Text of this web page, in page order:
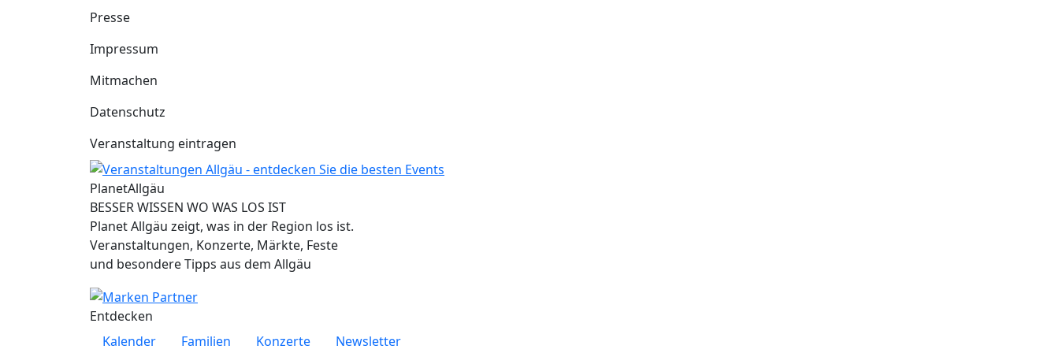
Presse
Impressum
Mitmachen
Datenschutz
Veranstaltung eintragen
PlanetAllgäu
BESSER WISSEN WO WAS LOS IST
Planet Allgäu zeigt, was in der Region los ist.
Veranstaltungen, Konzerte, Märkte, Feste
und besondere Tipps aus dem Allgäu
Entdecken
Kalender
Familien Konzerte Newsletter